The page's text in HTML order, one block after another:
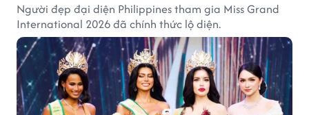
Người đẹp đại diện Philippines tham gia Miss Grand
International 2026 đã chính thức lộ diện.